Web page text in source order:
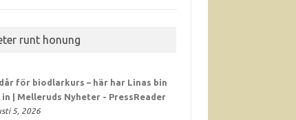
runt honung
för biodlarkurs – här har Linas bin
| Melleruds Nyheter - PressReader
5, 2026